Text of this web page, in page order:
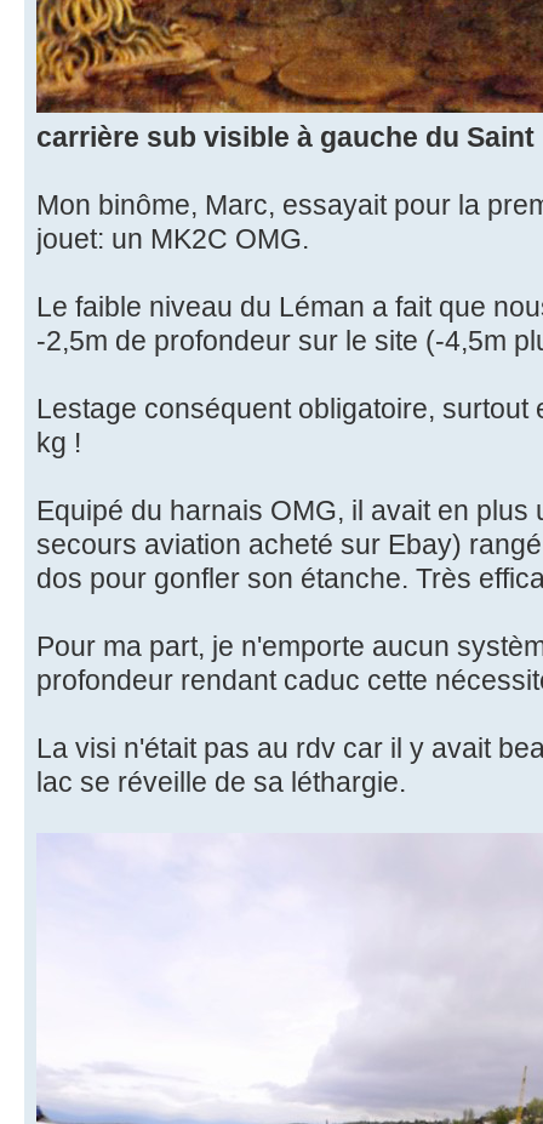
carrière sub visible à gauche du Saint
Mon binôme, Marc, essayait pour la
jouet: un MK2C OMG.
Le faible niveau du Léman a fait que
-2,5m de profondeur sur le site (-4,5m
Lestage conséquent obligatoire, surtout
kg !
Equipé du harnais OMG, il avait en plus
secours aviation acheté sur Ebay)
dos pour gonfler son étanche. Très
Pour ma part, je n'emporte aucun
profondeur rendant caduc cette
La visi n'était pas au rdv car il y avait
lac se réveille de sa léthargie.